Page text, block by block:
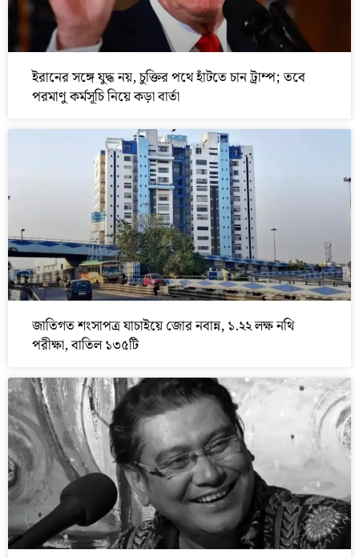
ইরানের সঙ্গে যুদ্ধ নয়, চুক্তির পথে হাঁটতে চান ট্রাম্প; তবে
পরমাণু কর্মসূচি নিয়ে কড়া বার্তা
জাতিগত শংসাপত্র যাচাইয়ে জোর নবান্ন, ১.২২ লক্ষ নথি
পরীক্ষা, বাতিল ১৩৫টি